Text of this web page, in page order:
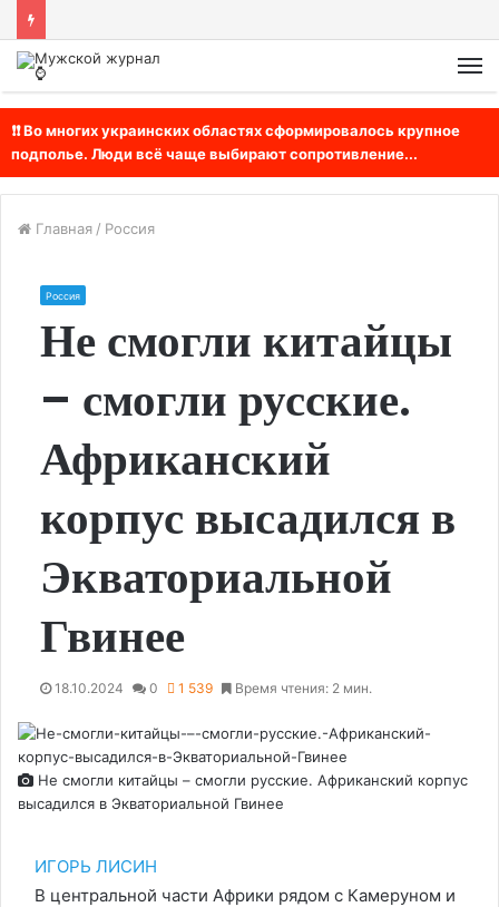
❗❗ Во многих украинских областях сформировалось крупное
подполье. Люди всё чаще выбирают сопротивление...
Главная / Россия
Россия
Не смогли китайцы
– смогли русские.
Африканский
корпус высадился в
Экваториальной
Гвинее
18.10.2024 0 1 539 Время чтения: 2 мин.
Не смогли китайцы – смогли русские. Африканский корпус
высадился в Экваториальной Гвинее
ИГОРЬ ЛИСИН
В центральной части Африки рядом с Камеруном и